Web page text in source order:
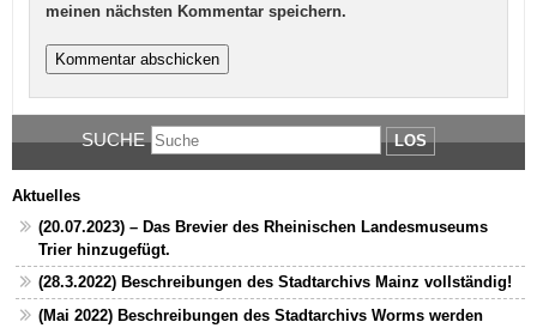
meinen nächsten Kommentar speichern.
SUCHE LOS
Aktuelles
(20.07.2023) – Das Brevier des Rheinischen Landesmuseums
Trier hinzugefügt.
(28.3.2022) Beschreibungen des Stadtarchivs Mainz vollständig!
(Mai 2022) Beschreibungen des Stadtarchivs Worms werden